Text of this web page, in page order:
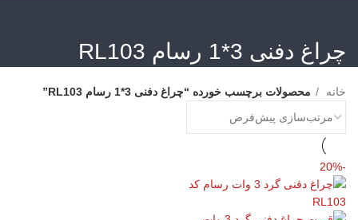
چراغ دفنی 3*1 رسام RL103
خانه محصولات برچسب خورده “چراغ دفنی 3*1 رسام RL103”
-20%